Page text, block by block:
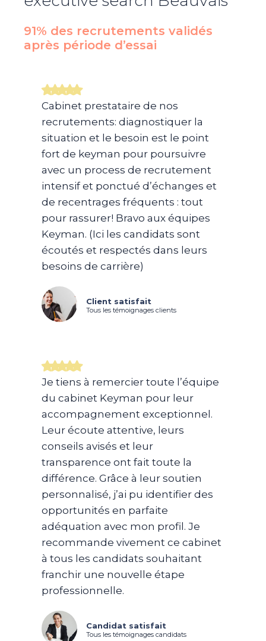
91% des recrutements validés
après période d’essai​
Cabinet prestataire de nos
recrutements: diagnostiquer la
situation et le besoin est le point
fort de keyman pour poursuivre
avec un process de recrutement
intensif et ponctué d’échanges et
de recentrages fréquents : tout
pour rassurer! Bravo aux équipes
Keyman. (Ici les candidats sont
écoutés et respectés dans leurs
besoins de carrière)
Client satisfait
Tous les témoignages clients
Je tiens à remercier toute l’équipe
du cabinet Keyman pour leur
accompagnement exceptionnel.
Leur écoute attentive, leurs
conseils avisés et leur
transparence ont fait toute la
différence. Grâce à leur soutien
personnalisé, j’ai pu identifier des
opportunités en parfaite
adéquation avec mon profil. Je
recommande vivement ce cabinet
à tous les candidats souhaitant
franchir une nouvelle étape
professionnelle.
Candidat satisfait
Tous les témoignages candidats